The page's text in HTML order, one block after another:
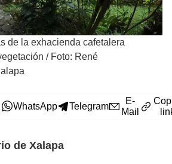
de la exhacienda cafetalera
/ Foto: René
WhatsApp Telegram
E-
Mail
de Xalapa